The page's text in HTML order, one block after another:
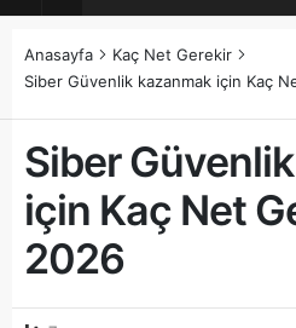
Anasayfa
Kaç Net Gerekir
Siber Güvenlik kazanmak için Kaç
Siber
için Kaç Net
2026